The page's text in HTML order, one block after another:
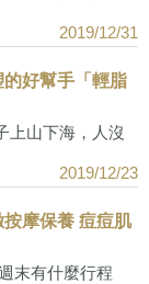
2019/12/31
的好幫手「輕脂
2019/12/23
上山下海，人沒
按摩保養 痘痘肌
末有什麼行程